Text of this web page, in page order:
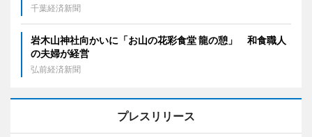
千葉経済新聞
岩木山神社向かいに「お山の花彩食堂 龍の憩」 和食職人
の夫婦が経営
弘前経済新聞
プレスリリース